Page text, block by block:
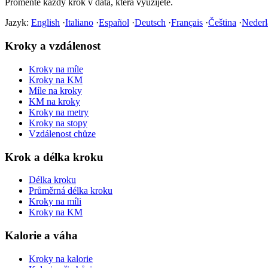
Proměňte každý krok v data, která využijete.
Jazyk: English ·Italiano ·Español ·Deutsch ·Français ·Čeština ·
Kroky a vzdálenost
Kroky na míle
Kroky na KM
Míle na kroky
KM na kroky
Kroky na metry
Kroky na stopy
Vzdálenost chůze
Krok a délka kroku
Délka kroku
Průměrná délka kroku
Kroky na míli
Kroky na KM
Kalorie a váha
Kroky na kalorie